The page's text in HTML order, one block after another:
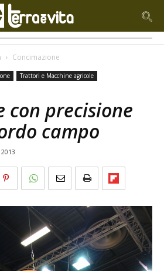
Concimazione
Trattori e Macchine agricole
con precisione
campo